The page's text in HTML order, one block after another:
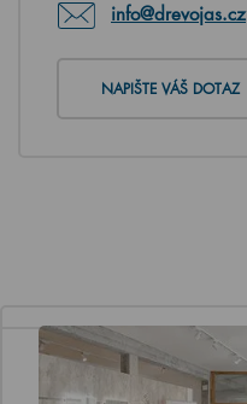
info@drevojas.cz
NAPIŠTE VÁŠ DOTAZ